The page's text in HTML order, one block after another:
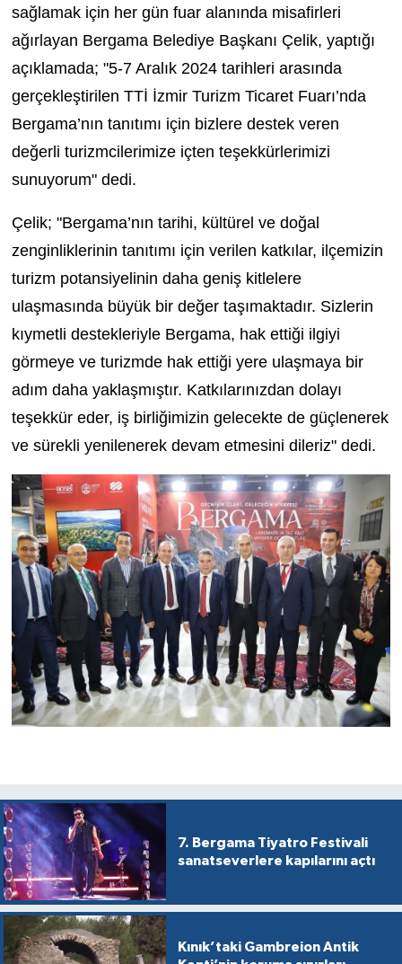
sağlamak için her gün fuar alanında misafirleri
ağırlayan Bergama Belediye Başkanı Çelik, yaptığı
açıklamada; "5-7 Aralık 2024 tarihleri arasında
gerçekleştirilen TTİ İzmir Turizm Ticaret Fuarı’nda
Bergama’nın tanıtımı için bizlere destek veren
değerli turizmcilerimize içten teşekkürlerimizi
sunuyorum" dedi.
Çelik; "Bergama’nın tarihi, kültürel ve doğal
zenginliklerinin tanıtımı için verilen katkılar, ilçemizin
turizm potansiyelinin daha geniş kitlelere
ulaşmasında büyük bir değer taşımaktadır. Sizlerin
kıymetli destekleriyle Bergama, hak ettiği ilgiyi
görmeye ve turizmde hak ettiği yere ulaşmaya bir
adım daha yaklaşmıştır. Katkılarınızdan dolayı
teşekkür eder, iş birliğimizin gelecekte de güçlenerek
ve sürekli yenilenerek devam etmesini dileriz" dedi.
7. Bergama Tiyatro Festivali
sanatseverlere kapılarını açtı
Kınık’taki Gambreion Antik